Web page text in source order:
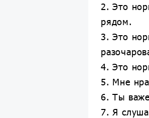
2. Это
рядом.
3. Это
4. Это
5. Мне
6. Ты
7. Я